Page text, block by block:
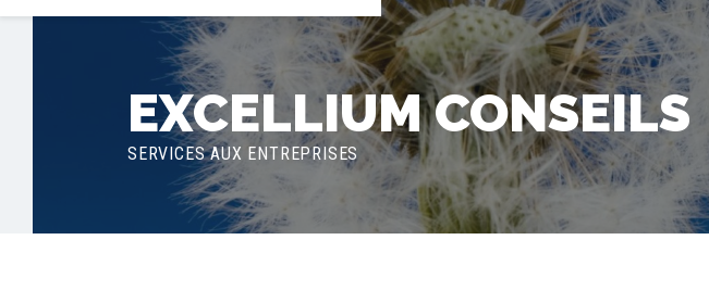
EXCELLIUM CONSEILS
SERVICES AUX ENTREPRISES